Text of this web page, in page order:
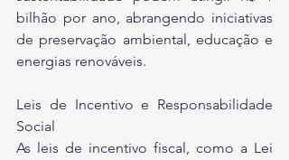
bilhão por ano, abrangendo iniciativas
de preservação ambiental, educação e
energias renováveis.
Leis de Incentivo e Responsabilidade
Social
As leis de incentivo fiscal, como a Lei